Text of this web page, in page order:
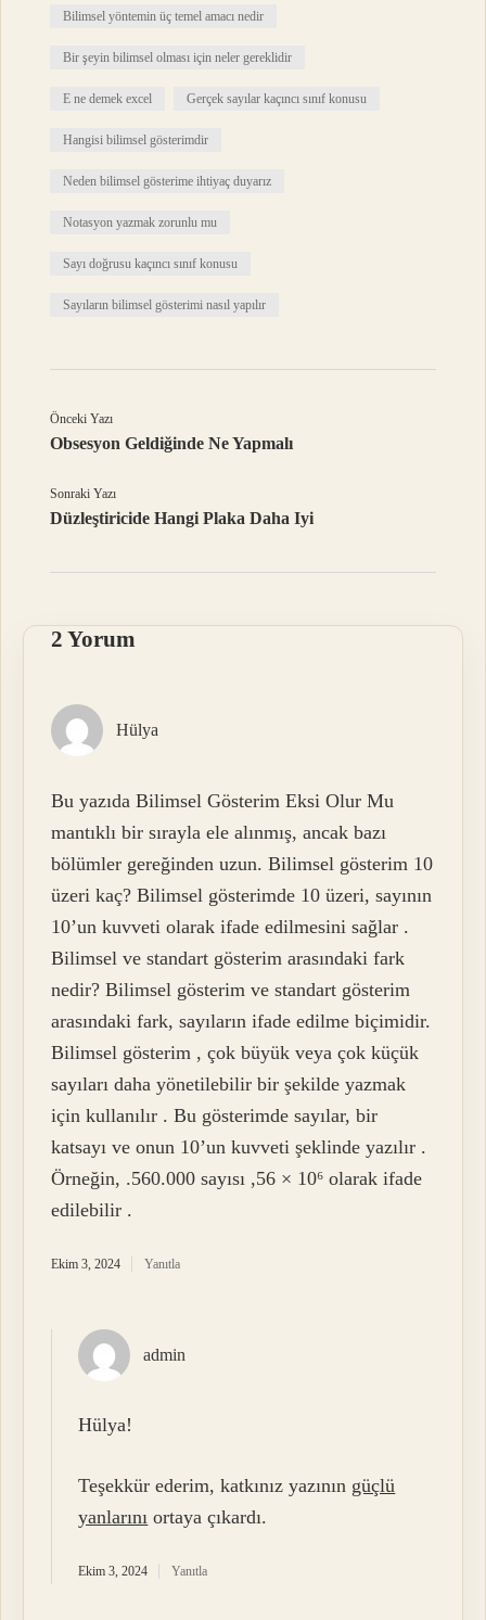
Bilimsel yöntemin üç temel amacı nedir
Bir şeyin bilimsel olması için neler gereklidir
E ne demek excel Gerçek sayılar kaçıncı sınıf konusu
Hangisi bilimsel gösterimdir
Neden bilimsel gösterime ihtiyaç duyarız
Notasyon yazmak zorunlu mu
Sayı doğrusu kaçıncı sınıf konusu
Sayıların bilimsel gösterimi nasıl yapılır
Önceki Yazı
Obsesyon Geldiğinde Ne Yapmalı
Sonraki Yazı
Düzleştiricide Hangi Plaka Daha Iyi
2 Yorum
Hülya
Bu yazıda Bilimsel Gösterim Eksi Olur Mu
mantıklı bir sırayla ele alınmış, ancak bazı
bölümler gereğinden uzun. Bilimsel gösterim 10
üzeri kaç? Bilimsel gösterimde 10 üzeri, sayının
10’un kuvveti olarak ifade edilmesini sağlar .
Bilimsel ve standart gösterim arasındaki fark
nedir? Bilimsel gösterim ve standart gösterim
arasındaki fark, sayıların ifade edilme biçimidir.
Bilimsel gösterim , çok büyük veya çok küçük
sayıları daha yönetilebilir bir şekilde yazmak
için kullanılır . Bu gösterimde sayılar, bir
katsayı ve onun 10’un kuvveti şeklinde yazılır .
Örneğin, .560.000 sayısı ,56 × 10⁶ olarak ifade
edilebilir .
Ekim 3, 2024 Yanıtla
admin
Hülya!
Teşekkür ederim, katkınız yazının güçlü
yanlarını ortaya çıkardı.
Ekim 3, 2024 Yanıtla